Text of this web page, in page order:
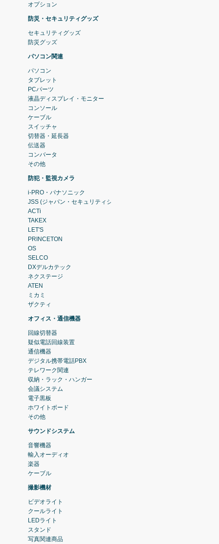
オプション
防災・セキュリティグッズ
セキュリティグッズ
防災グッズ
パソコン関連
パソコン
タブレット
PCパーツ
液晶ディスプレイ・モニター
コンソール
ケーブル
スイッチャ
切替器・延長器
伝送器
コンバータ
その他
防犯・監視カメラ
i-PRO・パナソニック
JSS (ジャパン・セキュリティシステム)
ACTi
TAKEX
LET'S
PRINCETON
OS
SELCO
DXデルカテック
ネクステージ
ATEN
ミカミ
ザクティ
オフィス・通信機器
回線切替器
疑似電話回線装置
通信機器
デジタル携帯電話PBX
テレワーク関連
収納・ラック・ハンガー
会議システム
電子黒板
ホワイトボード
その他
サウンドシステム
音響機器
輸入オーディオ
楽器
ケーブル
撮影機材
ビデオライト
クールライト
LEDライト
スタンド
写真関連商品